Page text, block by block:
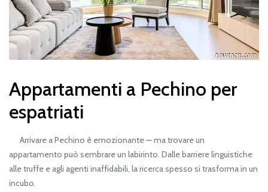
Appartamenti a Pechino per
espatriati
Arrivare a Pechino è emozionante — ma trovare un
appartamento può sembrare un labirinto. Dalle barriere linguistiche
alle truffe e agli agenti inaffidabili, la ricerca spesso si trasforma in un
incubo.